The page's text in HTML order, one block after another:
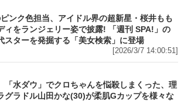
エンタメ
「メイビーME」のピンク色担当、アイドル界の
超新星・桜井ももが桃肌のド迫力ボディをラン
ジェリー姿で披露! 「週刊 SPA!」のグラビア界
の次世代スターを発掘する「美女検索」に登場
エンタメ